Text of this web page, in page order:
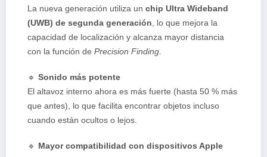
La nueva generación utiliza un chip Ultra Wideband
(UWB) de segunda generación, lo que mejora la
capacidad de localización y alcanza mayor distancia
con la función de Precision Finding.
🔹 Sonido más potente
El altavoz interno ahora es más fuerte (hasta 50 % más
que antes), lo que facilita encontrar objetos incluso
cuando están ocultos o lejos.
🔹
Mayor compatibilidad con dispositivos Apple